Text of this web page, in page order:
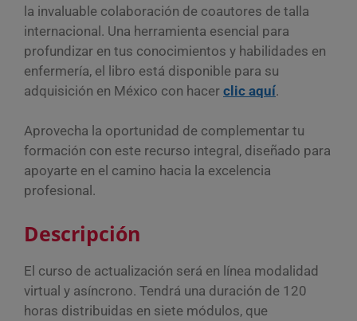
la invaluable colaboración de coautores de talla
internacional. Una herramienta esencial para
profundizar en tus conocimientos y habilidades en
enfermería, el libro está disponible para su
adquisición en México con hacer clic aquí.
Aprovecha la oportunidad de complementar tu
formación con este recurso integral, diseñado para
apoyarte en el camino hacia la excelencia
profesional.
Descripción
El curso de actualización será en línea modalidad
virtual y asíncrono. Tendrá una duración de 120
horas distribuidas en siete módulos, que